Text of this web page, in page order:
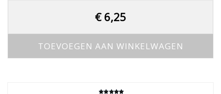
€6,25
TOEVOEGEN AAN WINKELWAGEN